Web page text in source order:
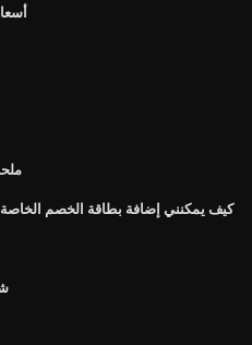
كيف يمكنني إضافة بطاقة الخصم